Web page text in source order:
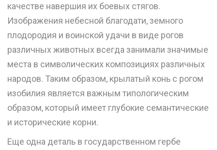
качестве навершия их боевых стягов.
Изображения небесной благодати, земного
плодородия и воинской удачи в виде рогов
различных животных всегда занимали значимые
места в символических композициях различных
народов. Таким образом, крылатый конь с рогом
изобилия является важным типологическим
образом, который имеет глубокие семантические
и исторические корни.
Еще одна деталь в государственном гербе